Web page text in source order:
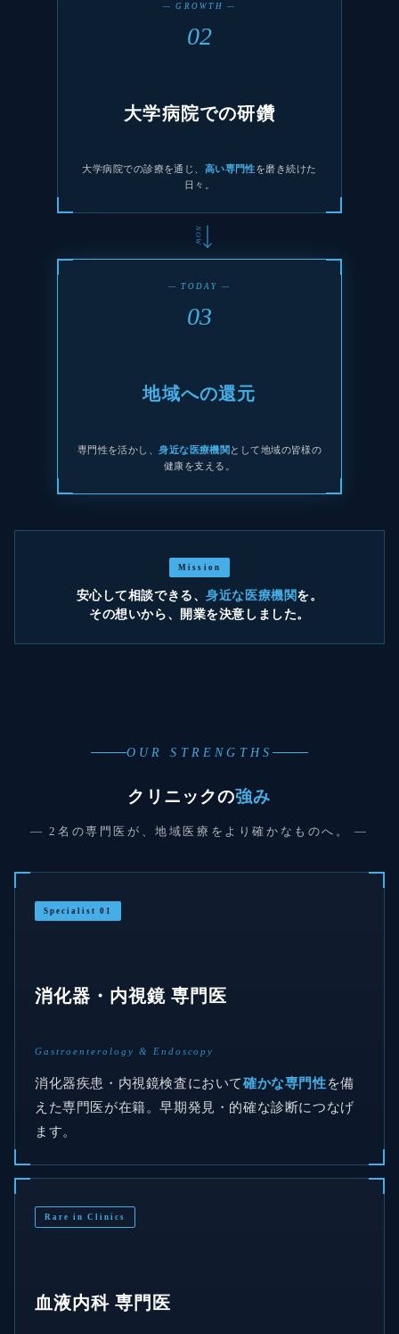
— GROWTH —
02
大学病院での研鑽
大学病院での診療を通じ、 高い専門性を磨き続けた
日々。
NOW
— TODAY —
03
地域への還元
専門性を活かし、身近な医療機関 として地域の皆様の
健康を支える。
Mission
安心して相談できる、身近な医療機関を。
その想いから、開業を決意しました。
OUR STRENGTHS
クリニックの強み
— 2名の専門医が、地域医療をより確かなものへ。 —
Specialist 01
消化器・内視鏡 専門医
Gastroenterology & Endoscopy
消化器疾患・内視鏡検査において確かな専門性を備
えた専門医が在籍。早期発見・的確な診断につなげ
ます。
Rare in Clinics
血液内科 専門医